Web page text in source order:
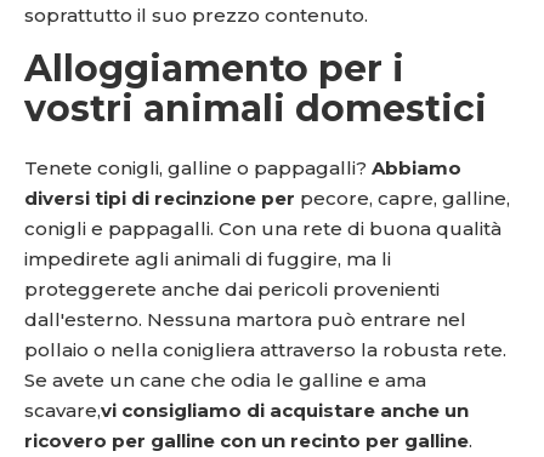
soprattutto il suo prezzo contenuto.
Alloggiamento per i
vostri animali domestici
Tenete conigli, galline o pappagalli? Abbiamo
diversi tipi di recinzione per pecore, capre, galline,
conigli e pappagalli. Con una rete di buona qualità
impedirete agli animali di fuggire, ma li
proteggerete anche dai pericoli provenienti
dall'esterno. Nessuna martora può entrare nel
pollaio o nella conigliera attraverso la robusta rete.
Se avete un cane che odia le galline e ama
scavare,vi consigliamo di acquistare anche un
ricovero per galline con un recinto per galline.